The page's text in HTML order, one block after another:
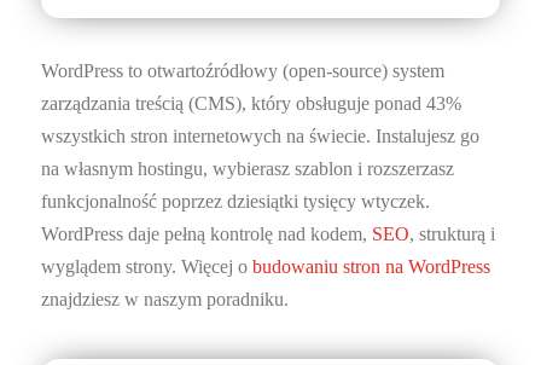
WordPress to otwartoźródłowy (open-source) system
zarządzania treścią (CMS), który obsługuje ponad 43%
wszystkich stron internetowych na świecie. Instalujesz go
na własnym hostingu, wybierasz szablon i rozszerzasz
funkcjonalność poprzez dziesiątki tysięcy wtyczek.
WordPress daje pełną kontrolę nad kodem, SEO, strukturą i
wyglądem strony. Więcej o budowaniu stron na WordPress
znajdziesz w naszym poradniku.